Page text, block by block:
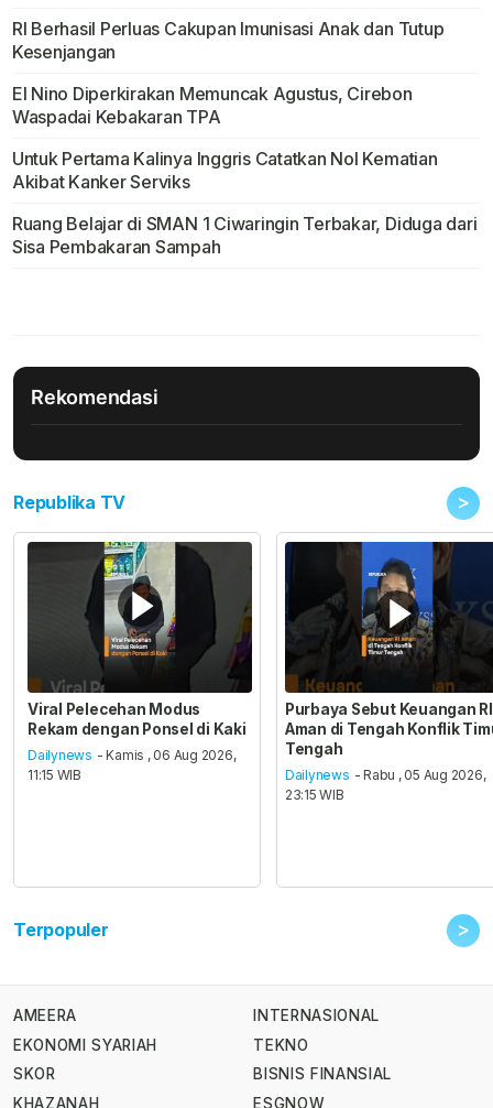
RI Berhasil Perluas Cakupan Imunisasi Anak dan Tutup
Kesenjangan
El Nino Diperkirakan Memuncak Agustus, Cirebon
Waspadai Kebakaran TPA
Untuk Pertama Kalinya Inggris Catatkan Nol Kematian
Akibat Kanker Serviks
Ruang Belajar di SMAN 1 Ciwaringin Terbakar, Diduga dari
Sisa Pembakaran Sampah
Rekomendasi
Republika TV >
Viral Pelecehan Modus
Rekam dengan Ponsel di Kaki
Dailynews - Kamis , 06 Aug 2026,
11:15 WIB
Purbaya Sebut Keuangan RI
Aman di Tengah Konflik
Tengah
Dailynews - Rabu , 05 Aug 2026,
23:15 WIB
Terpopuler >
AMEERA
EKONOMI SYARIAH
SKOR
KHAZANAH
INTERNASIONAL
TEKNO
BISNIS FINANSIAL
ESGNOW